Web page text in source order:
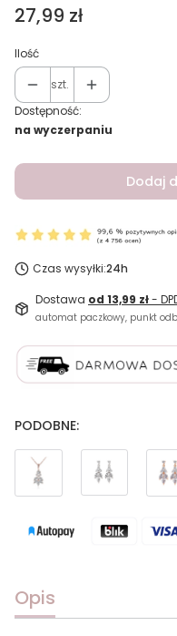
Cena
27,99 zł
Ilość
szt.
Dostępność:
na wyczerpaniu
Dodaj
Czas wysyłki:24h
Dostawa od 13,99 zł-
automat paczkowy, punkt
PODOBNE:
Opis